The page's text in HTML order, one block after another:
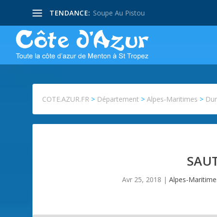
TENDANCE: Soupe Au Pistou
COTE.AZUR.FR > Département >Alpes-Maritimes >
Avr 25, 2018 |Alpes-